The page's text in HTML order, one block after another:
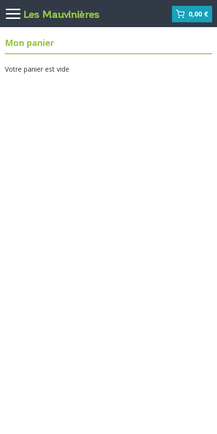
Les Mauvinières 0,00 €
Mon panier
Votre panier est vide